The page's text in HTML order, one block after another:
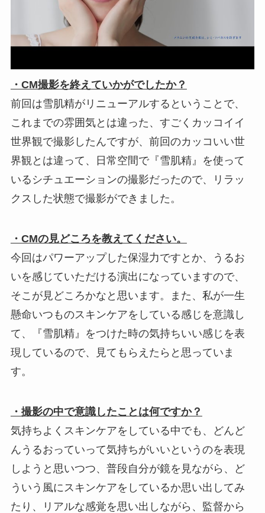
・CM撮影を終えていかがでしたか？
前回は雪肌精がリニューアルするということで、
これまでの雰囲気とは違った、すごくカッコイイ
世界観で撮影したんですが、前回のカッコいい世
界観とは違って、日常空間で『雪肌精』を使って
いるシチュエーションの撮影だったので、リラッ
クスした状態で撮影ができました。
・CMの見どころを教えてください。
今回はパワーアップした保湿力ですとか、うるお
いを感じていただける演出になっていますので、
そこが見どころかなと思います。また、私が一生
懸命いつものスキンケアをしている感じを意識し
て、『雪肌精』をつけた時の気持ちいい感じを表
現しているので、見てもらえたらと思っていま
す。
・撮影の中で意識したことは何ですか？
気持ちよくスキンケアをしている中でも、どんど
んうるおっていって気持ちがいいというのを表現
しようと思いつつ、普段自分が鏡を見ながら、ど
ういう風にスキンケアをしているか思い出してみ
たり、リアルな感覚を思い出しながら、監督から